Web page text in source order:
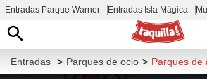
Entradas Parque Warner Entradas Isla Mágica
Entradas > Parques de ocio > Parques de